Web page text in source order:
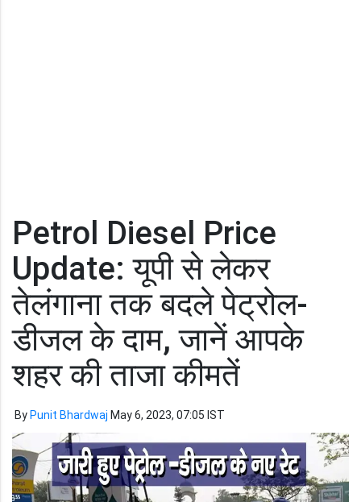
Petrol Diesel Price
Update: यूपी से लेकर
तेलंगाना तक बदले पेट्रोल-
डीजल के दाम, जानें आपके
शहर की ताजा कीमतें
By Punit Bhardwaj May 6, 2023, 07:05 IST